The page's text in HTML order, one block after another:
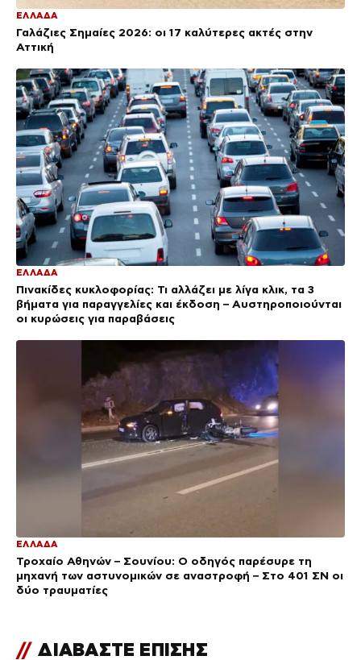
ΕΛΛΑΔΑ
Γαλάζιες Σημαίες 2026: οι 17 καλύτερες ακτές στην
Αττική
ΕΛΛΑΔΑ
Πινακίδες κυκλοφορίας: Τι αλλάζει με λίγα κλικ, τα 3
βήματα για παραγγελίες και έκδοση – Αυστηροποιούνται
οι κυρώσεις για παραβάσεις
ΕΛΛΑΔΑ
Τροχαίο Αθηνών – Σουνίου: Ο οδηγός παρέσυρε τη
μηχανή των αστυνομικών σε αναστροφή – Στο 401 ΣΝ οι
δύο τραυματίες
// ΔΙΑΒΑΣΤΕ ΕΠΙΣΗΣ